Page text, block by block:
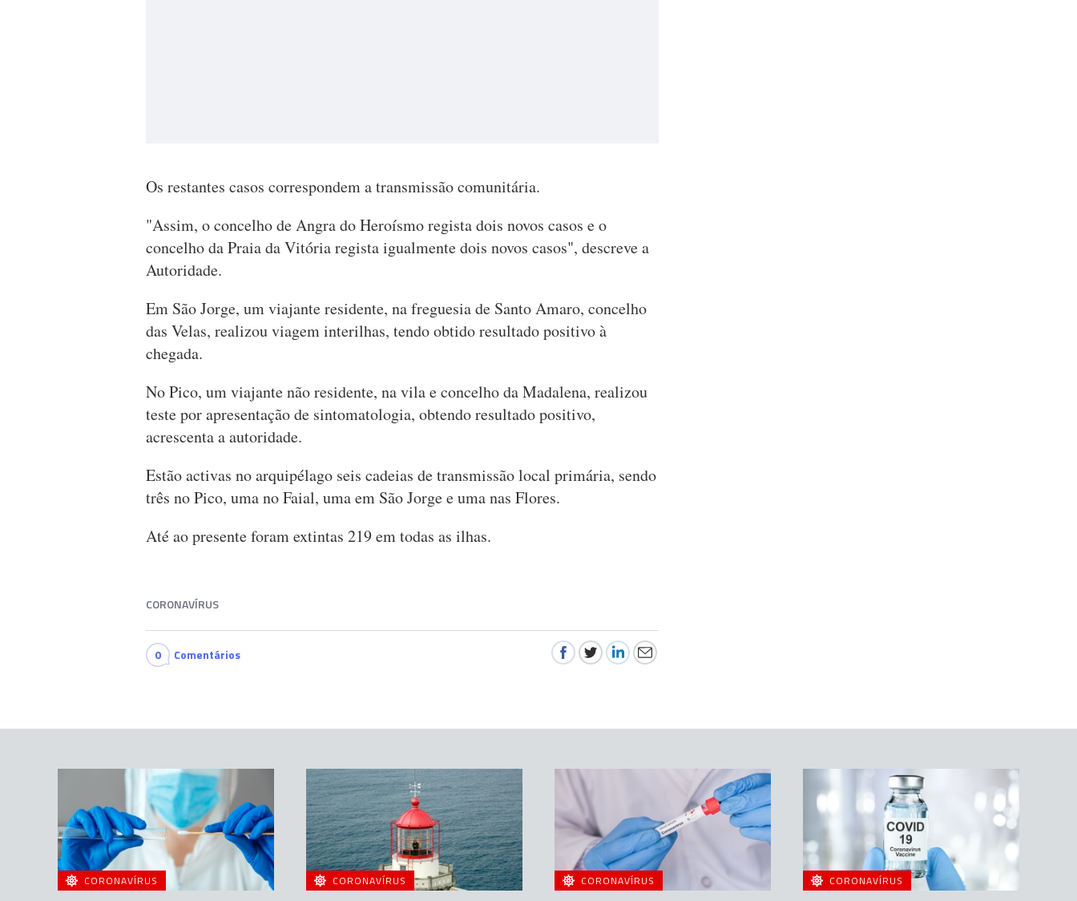
Os restantes casos correspondem a transmissão comunitária.
"Assim, o concelho de Angra do Heroísmo regista dois novos casos e o
concelho da Praia da Vitória regista igualmente dois novos casos", descreve a
Autoridade.
Em São Jorge, um viajante residente, na freguesia de Santo Amaro, concelho
das Velas, realizou viagem interilhas, tendo obtido resultado positivo à
chegada.
No Pico, um viajante não residente, na vila e concelho da Madalena, realizou
teste por apresentação de sintomatologia, obtendo resultado positivo,
acrescenta a autoridade.
Estão activas no arquipélago seis cadeias de transmissão local primária, sendo
três no Pico, uma no Faial, uma em São Jorge e uma nas Flores.
Até ao presente foram extintas 219 em todas as ilhas.
CORONAVÍRUS
0 Comentários
CORONAVÍRUS CORONAVÍRUS CORONAVÍRUS CORONAVÍRUS